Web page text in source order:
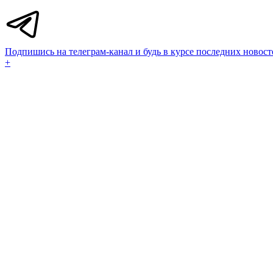
Подпишись на телеграм-канал и будь в курсе последних
+